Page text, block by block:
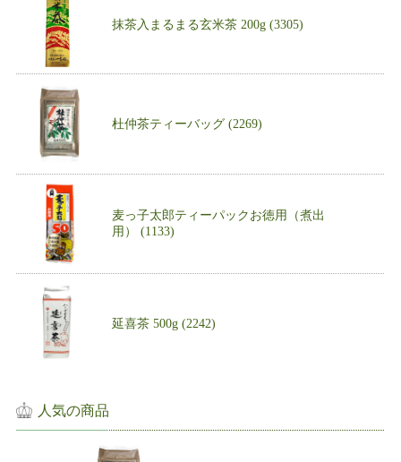
抹茶入まるまる玄米茶 200g (3305)
杜仲茶ティーバッグ (2269)
麦っ子太郎ティーパックお徳用（煮出
用） (1133)
延喜茶 500g (2242)
人気の商品